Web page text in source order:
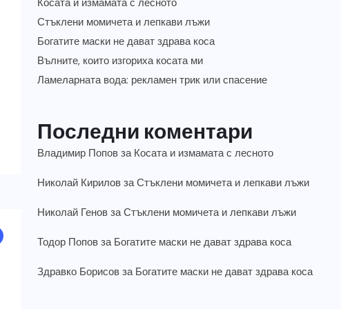
Косата и измамата с лесното
Стъклени момичета и лепкави лъжи
Богатите маски не дават здрава коса
Вълните, които изгориха косата ми
Ламеларната вода: рекламен трик или спасение
Последни коментари
Владимир Попов за Косата и измамата с лесното
Николай Кирилов заСтъклени момичета и лепкави лъжи
Николай Генов заСтъклени момичета и лепкави лъжи
Тодор Попов за Богатите маски не дават здрава коса
Здравко Борисов за Богатите маски не дават здрава коса